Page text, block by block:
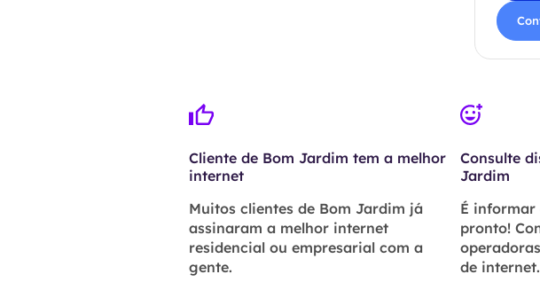
Cliente de Bom Jardim tem a melhor
internet
Muitos clientes de Bom Jardim já
assinaram a melhor internet
residencial ou empresarial com a
gente.
Consulte
Jardim
É informar
pronto!
de internet.